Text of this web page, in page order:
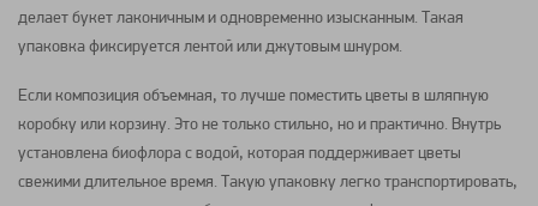
делает букет лаконичным и одновременно изысканным. Такая
упаковка фиксируется лентой или джутовым шнуром.
Если композиция объемная, то лучше поместить цветы в шляпную
коробку или корзину. Это не только стильно, но и практично. Внутрь
установлена биофлора с водой, которая поддерживает цветы
свежими длительное время. Такую упаковку легко транспортировать,